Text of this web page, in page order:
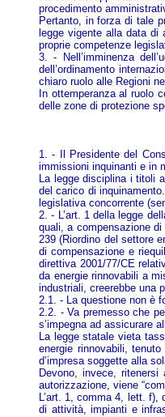
procedimento
Pertanto, in forza di tale
legge vigente alla data di
proprie competenze
3. - Nell’imminenza
dell’ordinamento
chiaro ruolo alle Regioni
In ottemperanza al ruolo
delle zone di protezione
1. - Il Presidente del
immissioni inquinanti e in
La legge disciplina i titoli
del carico di
legislativa concorrente
2. - L’art. 1 della legge
quali, a compensazione
239 (Riordino del settore
di compensazione e
direttiva 2001/77/CE
da energie rinnovabili a
industriali, creerebbe una
2.1. - La questione non è
2.2. - Va premesso che
s’impegna ad assicurare
La legge statale vieta
energie rinnovabili,
d’impresa soggette alla
Devono, invece,
autorizzazione, viene
L’art. 1, comma 4, lett.
di attività, impianti e